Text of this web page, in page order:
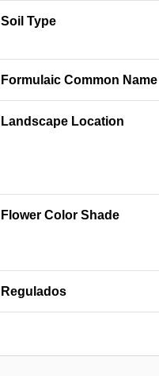
Soil Type
Formulaic Common Name
Landscape Location
Flower Color Shade
Regulados